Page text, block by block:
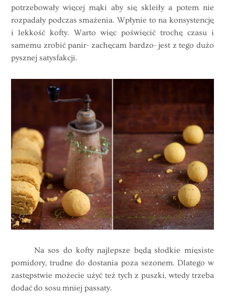
potrzebowały więcej mąki aby się skleiły a potem nie
rozpadały podczas smażenia. Wpłynie to na konsystencję
i lekkość kofty. Warto więc poświęcić trochę czasu i
samemu zrobić panir- zachęcam bardzo- jest z tego dużo
pysznej satysfakcji.
Na sos do kofty najlepsze będą słodkie mięsiste
pomidory, trudne do dostania poza sezonem. Dlatego w
zastępstwie możecie użyć też tych z puszki, wtedy trzeba
dodać do sosu mniej passaty.